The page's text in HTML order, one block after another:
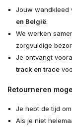
Jouw wandkleed
en België.
We werken
zorgvuldige
Je ontvangt
track en trace
Retourneren
Je hebt de tijd
Als je niet